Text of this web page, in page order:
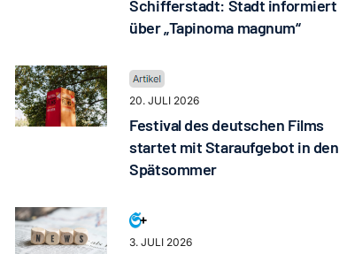
Schifferstadt: Stadt informiert
über „Tapinoma magnum“
20. JULI 2026
Festival des deutschen Films
startet mit Staraufgebot in den
Spätsommer
3. JULI 2026